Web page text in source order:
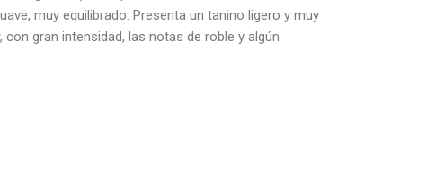
muy equilibrado. Presenta un tanino ligero y muy
gran intensidad, las notas de roble y algún